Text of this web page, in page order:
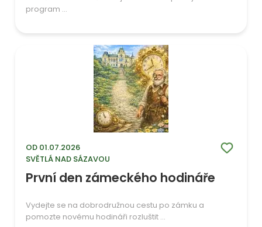
program ...
OD 01.07.2026
SVĚTLÁ NAD SÁZAVOU
První den zámeckého hodináře
Vydejte se na dobrodružnou cestu po zámku a
pomozte novému hodináři rozluštit ...